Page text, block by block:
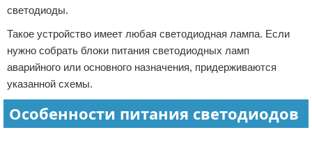
светодиоды.
Такое устройство имеет любая светодиодная лампа. Если
нужно собрать блоки питания светодиодных ламп
аварийного или основного назначения, придерживаются
указанной схемы.
Особенности питания светодиодов